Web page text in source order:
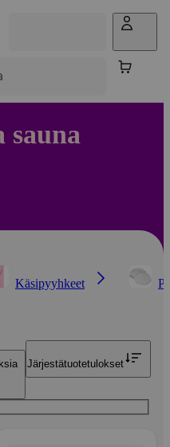
sauna
Käsipyyhkeet
Järjestätuotetulokset